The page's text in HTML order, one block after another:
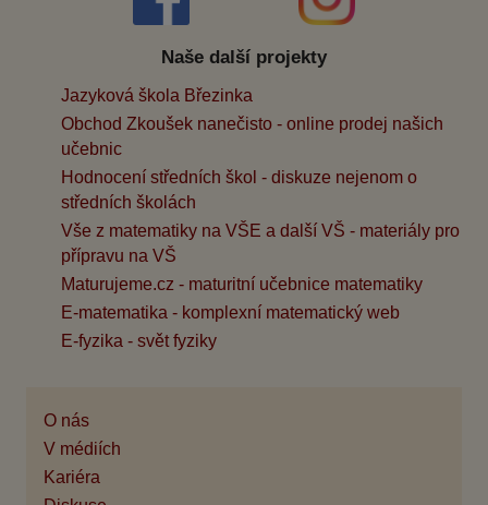
Naše další projekty
Jazyková škola Březinka
Obchod Zkoušek nanečisto - online prodej našich
učebnic
Hodnocení středních škol - diskuze nejenom o
středních školách
Vše z matematiky na VŠE a další VŠ - materiály pro
přípravu na VŠ
Maturujeme.cz - maturitní učebnice matematiky
E-matematika - komplexní matematický web
E-fyzika - svět fyziky
O nás
V médiích
Kariéra